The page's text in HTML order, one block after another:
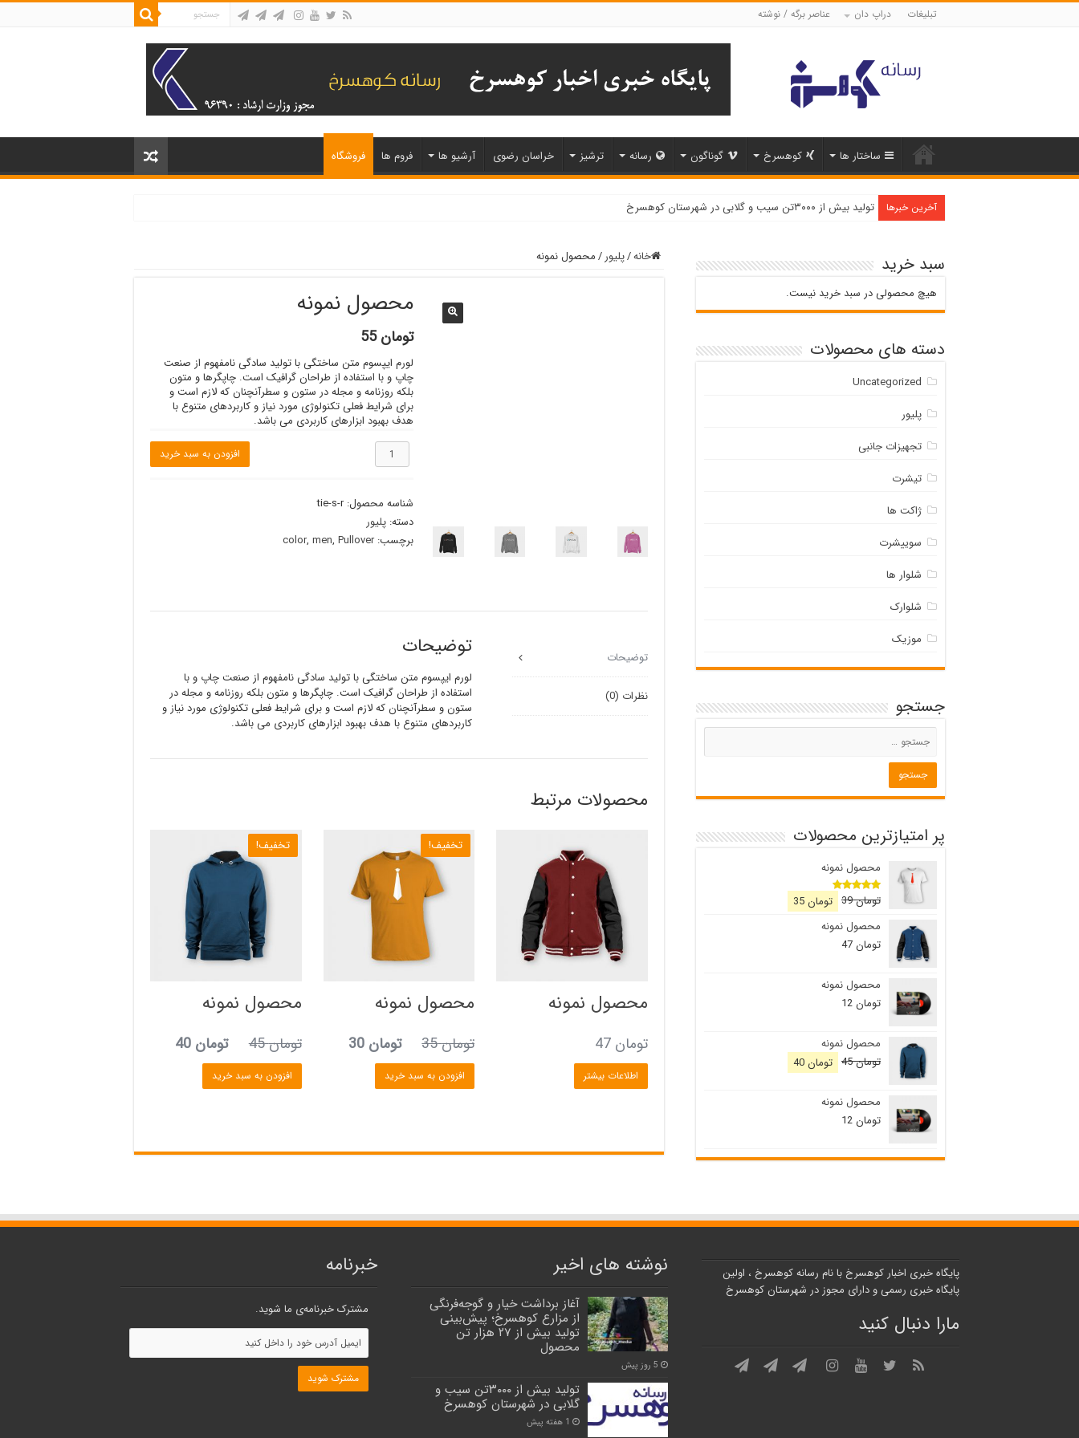
تبلیغات دراپ دان عناصر برگه / نوشته
ساختار ها کوهسرخ گوناگون رسانه ترشیز خراسان رضوی آرشیو ها فروم ها فروشگاه
آخرین خبرها تولید بیش از ۳۰۰۰تن سیب و گلابی در شهرستان کوهسرخ
خانه/پلیور/محصول نمونه
محصول نمونه
تومان55
لورم ایپسوم متن ساختگی با تولید سادگی نامفهوم از صنعت
چاپ و با استفاده از طراحان گرافیک است. چاپگرها و متون
بلکه روزنامه و مجله در ستون و سطرآنچنان که لازم است و
برای شرایط فعلی تکنولوژی مورد نیاز و کاربردهای متنوع با
هدف بهبود ابزارهای کاربردی می باشد.
محصول
نمونه
افزودن به سبد خرید
شناسه محصول:tie-s-r
دسته: پلیور
برچسب:
color,men,Pullover
توضیحات
نظرات (0)
توضیحات
لورم ایپسوم متن ساختگی با تولید سادگی نامفهوم از صنعت چاپ و با
استفاده از طراحان گرافیک است. چاپگرها و متون بلکه روزنامه و مجله در
ستون و سطرآنچنان که لازم است و برای شرایط فعلی تکنولوژی مورد نیاز و
کاربردهای متنوع با هدف بهبود ابزارهای کاربردی می باشد.
محصولات مرتبط
محصول نمونه
تومان
اطلاعات بیشتر
تخفیف!
محصول نمونه
تومان35
قیمت
اصلی
تومان 35
تومان 30
تومان 30
افزودن به سبد خرید
تخفیف!
محصول نمونه
تومان45
قیمت
اصلی
تومان 45
تومان
افزودن به سبد خرید
سبد خرید
هیچ محصولی در سبد خرید نیست.
دسته های محصولات
Uncategorized
پلیور
تجهیزات جانبی
تیشرت
ژاکت ها
سوییشرت
شلوار ها
شلوارک
موزیک
جستجو
پر امتیازترین محصولات
محصول نمونه
امتیاز5.00تومان39
قیمت
اصلی
تومان35
فعلی
محصول نمونه
تومان
محصول نمونه
تومان
محصول نمونه
تومان45
قیمت
اصلی
بود.
تومان40
فعلی
محصول نمونه
تومان
پایگاه خبری اخبار کوهسرخ با نام رسانه کوهسرخ ، اولین
پایگاه خبری رسمی و دارای مجوز در شهرستان کوهسرخ
مارا دنبال کنید
نوشته های اخیر
آغاز برداشت خیار و گوجه‌فرنگی
از مزارع کوهسرخ؛ پیش‌بینی
تولید بیش از ۲۷ هزار تن
محصول
5 روز پیش
تولید بیش از ۳۰۰۰تن سیب و
گلابی در شهرستان کوهسرخ
1 هفته پیش
خبرنامه
مشترک خبرنامه‌ی ما شوید.